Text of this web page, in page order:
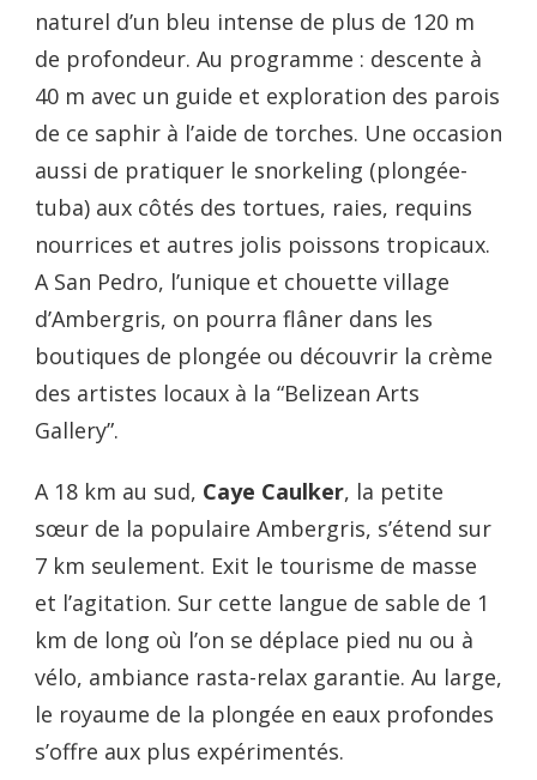
naturel d’un bleu intense de plus de 120 m
de profondeur. Au programme : descente à
40 m avec un guide et exploration des parois
de ce saphir à l’aide de torches. Une occasion
aussi de pratiquer le snorkeling (plongée-
tuba) aux côtés des tortues, raies, requins
nourrices et autres jolis poissons tropicaux.
A San Pedro, l’unique et chouette village
d’Ambergris, on pourra flâner dans les
boutiques de plongée ou découvrir la crème
des artistes locaux à la “Belizean Arts
Gallery”.
A 18 km au sud, Caye Caulker, la petite
sœur de la populaire Ambergris, s’étend sur
7 km seulement. Exit le tourisme de masse
et l’agitation. Sur cette langue de sable de 1
km de long où l’on se déplace pied nu ou à
vélo, ambiance rasta-relax garantie. Au large,
le royaume de la plongée en eaux profondes
s’offre aux plus expérimentés.